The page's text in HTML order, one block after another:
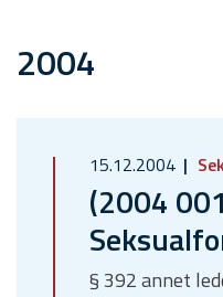
2004
15.12.2004
(2004
§ 392 annet